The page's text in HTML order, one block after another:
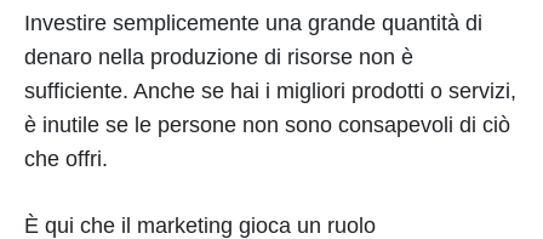
Investire semplicemente una grande quantità di
denaro nella produzione di risorse non è
sufficiente. Anche se hai i migliori prodotti o servizi,
è inutile se le persone non sono consapevoli di ciò
che offri.
È qui che il marketing gioca un ruolo